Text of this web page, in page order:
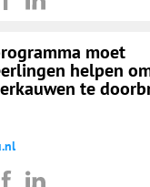
moet
helpen
te